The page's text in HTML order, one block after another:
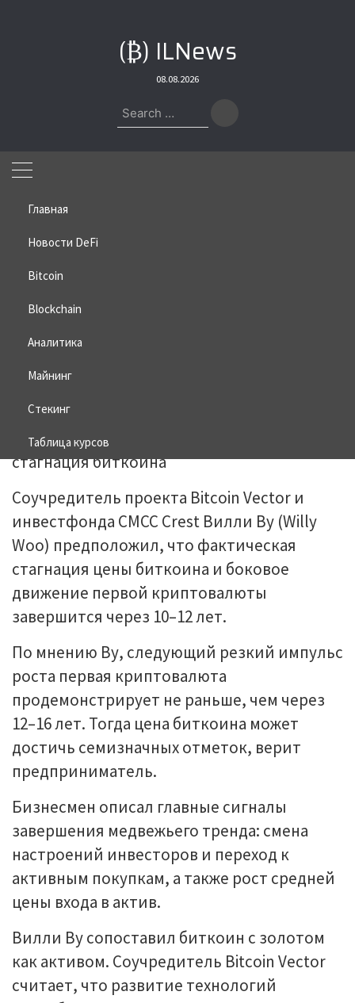
(₿) ILNews
08.08.2026
Search
for:
Главная
Новости DeFi
Bitcoin
Blockchain
Аналитика
Майнинг
Стекинг
Таблица курсов
Home»Bitcoin
завершится стагнация биткоина
Соучредитель проекта Bitcoin Vector и
инвестфонда CMCC Crest Вилли Ву (Willy
Woo) предположил, что фактическая
стагнация цены биткоина и боковое
движение первой криптовалюты
завершится через 10–12 лет.
По мнению Ву, следующий резкий импульс
роста первая криптовалюта
продемонстрирует не раньше, чем через
12–16 лет. Тогда цена биткоина может
достичь семизначных отметок, верит
предприниматель.
Бизнесмен описал главные сигналы
завершения медвежьего тренда: смена
настроений инвесторов и переход к
активным покупкам, а также рост средней
цены входа в актив.
Вилли Ву сопоставил биткоин с золотом
как активом. Соучредитель Bitcoin Vector
считает, что развитие технологий